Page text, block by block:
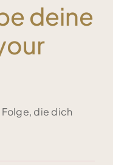
deine
die dich